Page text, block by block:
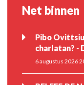
Net binnen
Pibo
charlatan? -
6 augustus 2026